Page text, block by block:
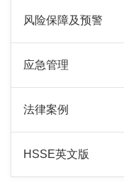
风险保障及预警
应急管理
法律案例
HSSE英文版